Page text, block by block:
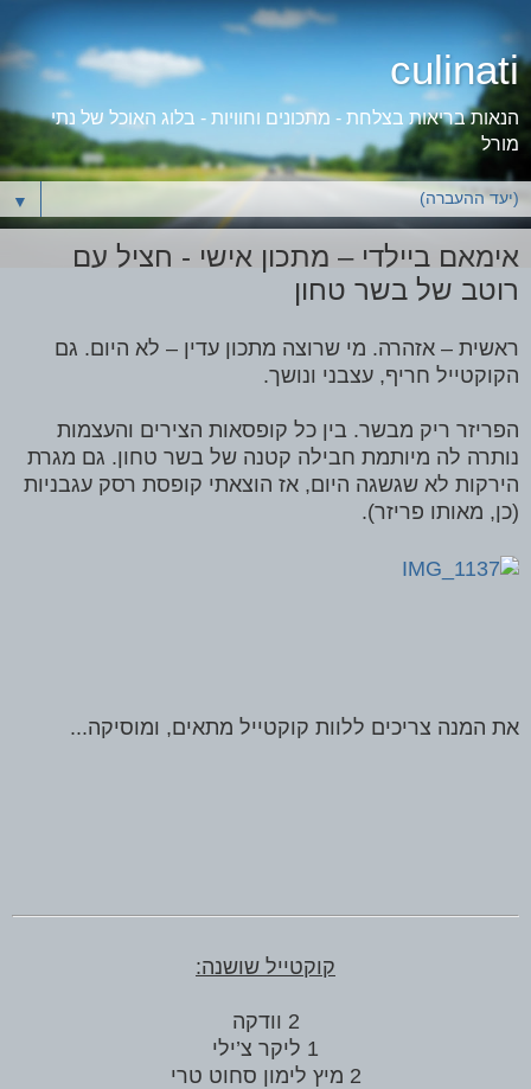
culinati
הנאות בריאות בצלחת - מתכונים וחוויות - בלוג האוכל של נתי
מורל
▼
אימאם ביילדי – מתכון אישי - חציל עם
רוטב של בשר טחון
ראשית – אזהרה. מי שרוצה מתכון עדין – לא היום. גם
הקוקטייל חריף, עצבני ונושך.
הפריזר ריק מבשר. בין כל קופסאות הצירים והעצמות
נותרה לה מיותמת חבילה קטנה של בשר טחון. גם מגרת
הירקות לא שגשגה היום, אז הוצאתי קופסת רסק עגבניות
(כן, מאותו פריזר).
את המנה צריכים ללוות קוקטייל מתאים, ומוסיקה...
קוקטייל שושנה:
2 וודקה
1 ליקר צ’ילי
2 מיץ לימון סחוט טרי